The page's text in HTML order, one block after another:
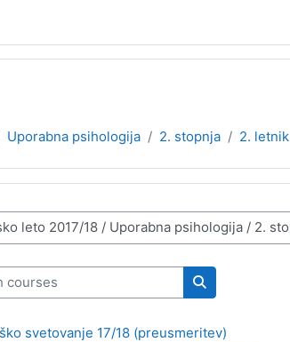
Uporabna psihologija 2. stopnja 2. letnik
Search courses
svetovanje 17/18 (preusmeritev)